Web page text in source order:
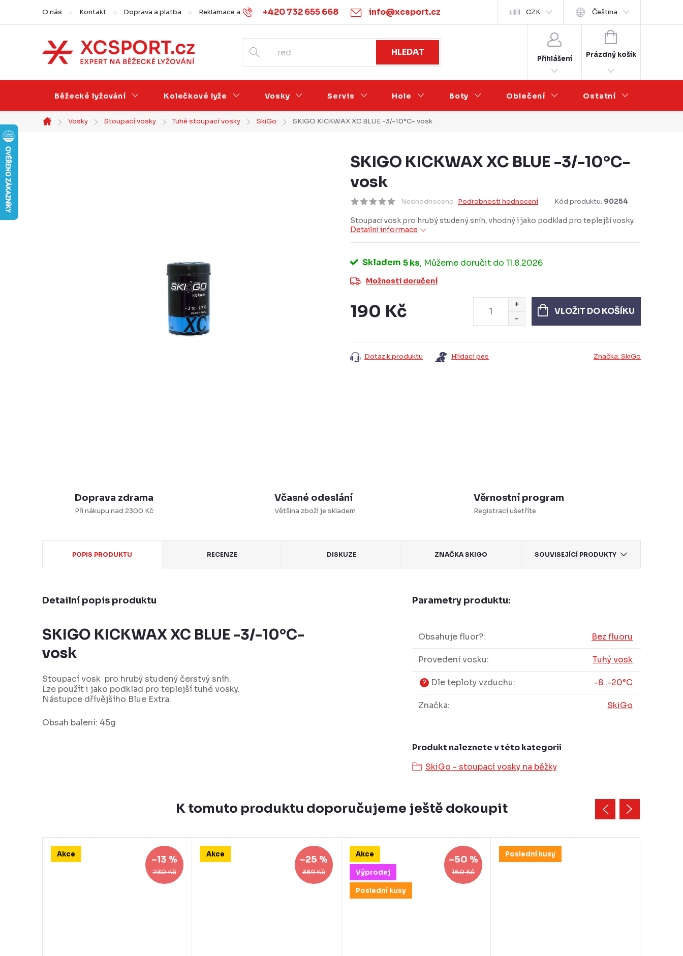
obsah
+420 732 655 668 info@xcsport.cz
O nás Kontakt Doprava a platba Reklamace a vrácení Obchodní podmínky Ochrana osobních údajů Velkoobchod CZK Čeština
HLEDAT
Přihlášení
NÁKUPNÍ
KOŠÍK
Prázdný košík
Běžecké lyžování Kolečkové lyže Vosky Servis Hole Boty Oblečení Ostatní
Domů
Vosky Stoupací vosky Tuhé stoupací vosky SkiGo SKIGO KICKWAX XC BLUE -3/-10°C- vosk
SKIGO KICKWAX XC BLUE -3/-10°C-
vosk
Neohodnoceno Podrobnosti hodnocení Kód produktu: 90254
Stoupací vosk pro hrubý studený sníh, vhodný i jako podklad pro teplejší vosky.
Detailní informace
Skladem 5 ks 11.8.2026
Možnosti doručení
190 Kč VLOŽIT DO KOŠÍKU
Dotaz k produktu Hlídací pes Značka: SkiGo
Doprava zdrama
Při nákupu nad 2300 Kč
Včasné odeslání
Většina zboží je skladem
Věrnostní program
Registrací ušetříte
POPIS PRODUKTU RECENZE DISKUZE ZNAČKA SKIGO SOUVISEJÍCÍ PRODUKTY
Detailní popis produktu
SKIGO KICKWAX XC BLUE -3/-10°C-
vosk
Stoupací vosk pro hrubý studený čerstvý sníh.
Lze použít i jako podklad pro teplejší tuhé vosky.
Nástupce dřívějšího Blue Extra.
Obsah balení: 45g
Parametry produktu:
Obsahuje fluor?: Bez fluoru
Provedení vosku: Tuhý vosk
? Dle teploty vzduchu: -8..-20°C
Značka: SkiGo
Produkt naleznete v této kategorii
SkiGo - stoupací vosky na běžky
K tomuto produktu doporučujeme ještě dokoupit
Akce
230 Kč
–13 % Akce
389 Kč
–25 % Akce
Výprodej
Poslední kusy
160 Kč
–50 % Poslední kusy